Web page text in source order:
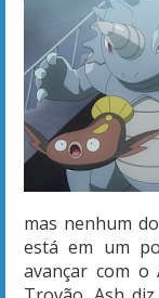
mas nenhum
está em um
avançar com o